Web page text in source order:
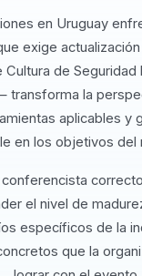
en Uruguay
exige
de Seguridad
transforma la
aplicables y
en los objetivos del
conferencista
el nivel de
específicos de la
que la